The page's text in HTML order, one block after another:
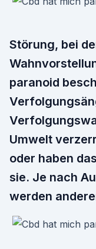
Störung, bei
paranoid
Umwelt
oder haben
sie. Je nach
werden